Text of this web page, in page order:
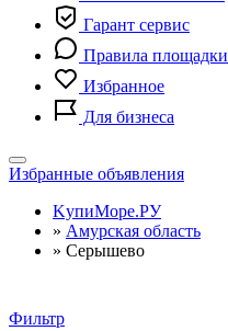
Гарант сервис
Правила площадки
Избранное
Для бизнеса
Toggle
navigation
Избранные объявления
KупиМоре.РУ
» Амурская область
» Серышево
Фильтр